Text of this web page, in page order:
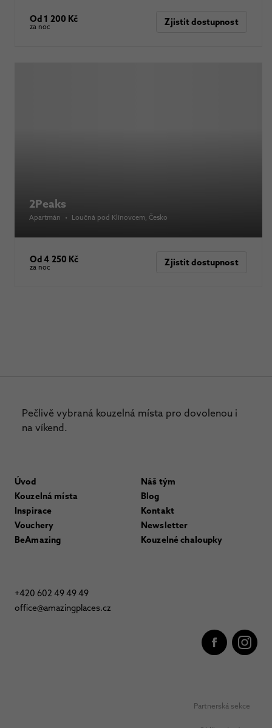
Od 1 200 Kč
za noc Zjistit dostupnost
2Peaks
Apartmán • Loučná pod Klínovcem , Česko
Od 4 250 Kč
za noc Zjistit dostupnost
Pečlivě vybraná kouzelná místa pro dovolenou i
na víkend.
Úvod
Kouzelná místa
Inspirace
Vouchery
BeAmazing
Náš tým
Blog
Kontakt
Newsletter
Kouzelné chaloupky
+420 602 49 49 49
office@amazingplaces.cz
Partnerská sekce